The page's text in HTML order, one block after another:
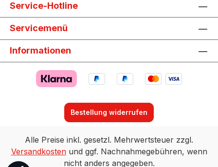
Service-Hotline
Servicemenü
Informationen
Bestellung widerrufen
Alle Preise inkl. gesetzl. Mehrwertsteuer zzgl.
Versandkostenund ggf. Nachnahmegebühren, wenn
nicht anders angegeben.